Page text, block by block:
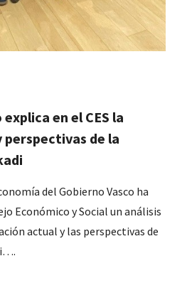
en el CES la
de la
del Gobierno Vasco ha
Económico y Social un análisis
actual y las perspectivas de